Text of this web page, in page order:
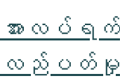
အားလပ်ရက်
လည်ပတ်မှုမျ